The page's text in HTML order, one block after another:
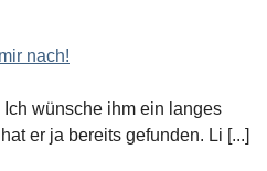
nach!
wünsche ihm ein langes
er ja bereits gefunden. Li [...]